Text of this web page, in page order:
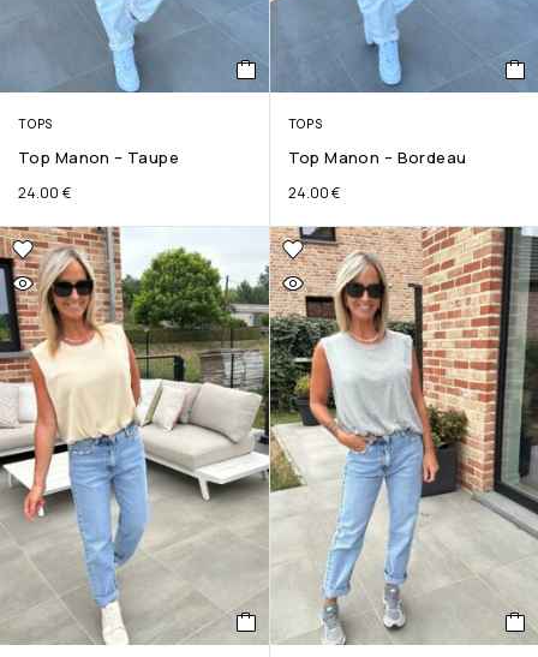
TOPS
Top Manon – Taupe
24.00 €
TOPS
Top Manon – Bordeau
24.00€